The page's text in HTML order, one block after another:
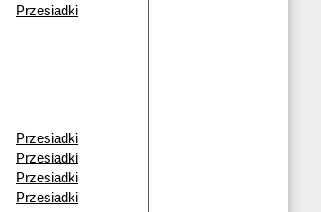
Przesiadki
Przesiadki
Przesiadki
Przesiadki
Przesiadki